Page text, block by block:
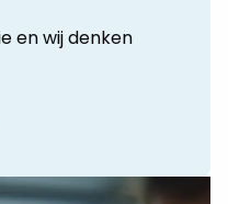
en wij denken